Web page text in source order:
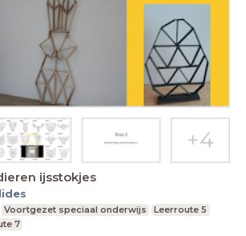
ijsstokjes
Voortgezet speciaal onderwijs
Leerroute 5
7